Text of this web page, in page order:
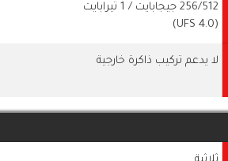
256/512 جيجابايت / 1 تيرابايت
(UFS 4.0)
لا يدعم تركيب ذاكرة خارجية